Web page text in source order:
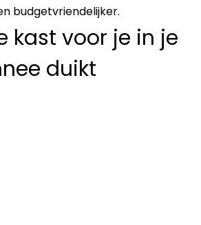
budgetvriendelijker.
kast voor je in je
duikt